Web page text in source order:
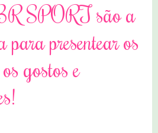
SPORT são a
para presentear os
gostos e